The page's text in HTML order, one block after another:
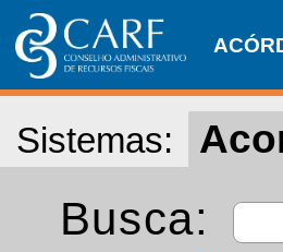
Sistemas:
Busca: